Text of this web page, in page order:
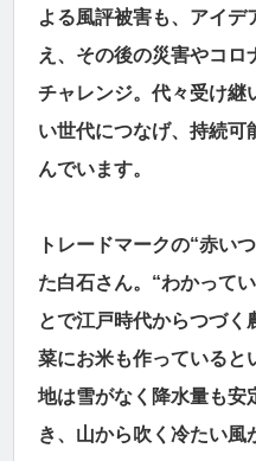
よる風評被害も、アイデ
え、その後の災害やコロ
チャレンジ。代々受け継
い世代につなげ、持続可
んでいます。
トレードマークの“赤い
た白石さん。“わかって
とで江戸時代からつづく
菜にお米も作っていると
地は雪がなく降水量も安
き、山から吹く冷たい風